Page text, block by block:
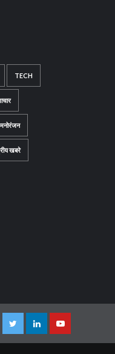
TECH
मनोरंजन
खबरे
TwitterLinkedinYoutube